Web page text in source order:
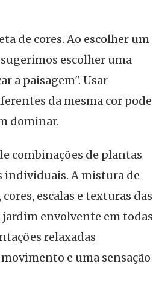
de cores. Ao escolher um
escolher uma
a paisagem". Usar
da mesma cor pode
dominar.
combinações de plantas
individuais. A mistura de
escalas e texturas das
envolvente em todas
relaxadas
e uma sensação